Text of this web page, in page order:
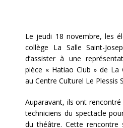
Le jeudi 18 novembre, les
collège La Salle Saint-
d’assister à une
pièce « Hatiao Club » de La
au Centre Culturel Le Plessis
Auparavant, ils ont
techniciens du spectacle
du théâtre. Cette rencontre